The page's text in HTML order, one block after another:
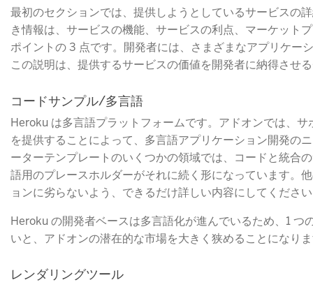
最初のセクションでは、提供しようとしているサービスの
き情報は、サービスの機能、サービスの利点、マーケット
ポイントの 3 点です。開発者には、さまざまなアプリケー
この説明は、提供するサービスの価値を開発者に納得させ
コードサンプル/多言語
Heroku は多言語プラットフォームです。アドオンでは、
を提供することによって、多言語アプリケーション開発の
ーターテンプレートのいくつかの領域では、コードと統合
語用のプレースホルダーがそれに続く形になっています。
ョンに劣らないよう、できるだけ詳しい内容にしてくださ
Heroku の開発者ベースは多言語化が進んでいるため、1 つ
いと、アドオンの潜在的な市場を大きく狭めることになり
レンダリングツール